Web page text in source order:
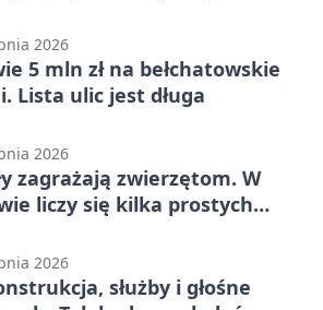
2026
5 mln zł na bełchatowskie
Lista ulic jest długa
2026
zagrażają zwierzętom. W
liczy się kilka prostych
2026
służby i głośne